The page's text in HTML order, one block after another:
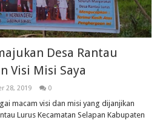
Desa Rantau
Visi Misi Saya
28, 2019 0
macam visi dan misi yang dijanjikan
Lurus Kecamatan Selapan Kabupaten